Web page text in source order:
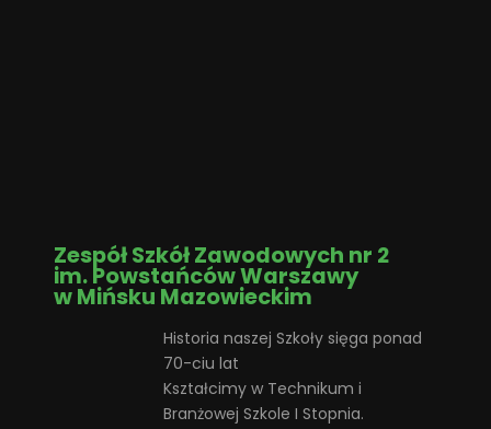
Zespół Szkół Zawodowych nr 2
im. Powstańców Warszawy
w Mińsku Mazowieckim
Historia naszej Szkoły sięga ponad
70-ciu lat
Kształcimy w Technikum i
Branżowej Szkole I Stopnia.